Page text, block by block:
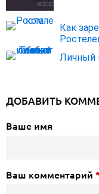
Как
Личный
ДОБАВИТЬ
Ваше имя
Ваш комментарий *